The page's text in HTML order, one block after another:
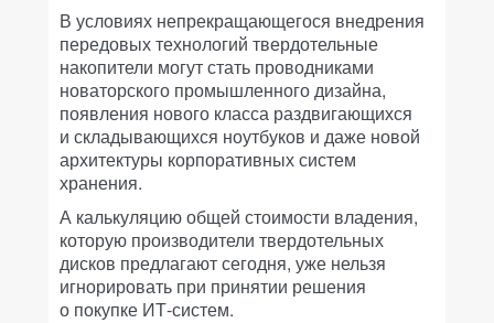
В условиях непрекращающегося внедрения
передовых технологий твердотельные
накопители могут стать проводниками
новаторского промышленного дизайна,
появления нового класса раздвигающихся
и складывающихся ноутбуков и даже новой
архитектуры корпоративных систем
хранения.
А калькуляцию общей стоимости владения,
которую производители твердотельных
дисков предлагают сегодня, уже нельзя
игнорировать при принятии решения
о покупке ИТ-систем.